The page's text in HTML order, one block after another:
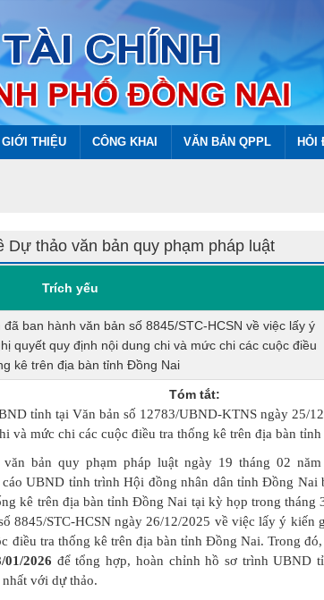
GIỚI THIỆU CÔNG KHAI VĂN BẢN QPPL HỎI
Dự thảo văn bản quy phạm pháp luật
Trích yếu
ban hành văn bản số 8845/STC-HCSN về việc lấy ý
quyết quy định nội dung chi và mức chi các cuộc điều
kê trên địa bàn tỉnh Đồng Nai
Tóm tắt:
tỉnh tại Văn bản số 12783/UBND-KTNS ngày 25/
và mức chi các cuộc điều tra thống kê trên địa bàn
quy phạm pháp luật ngày 19 tháng 02 năm
UBND tỉnh trình Hội đồng nhân dân tỉnh Đồng Nai
kê trên địa bàn tỉnh Đồng Nai tại kỳ họp trong tháng
8845/STC-HCSN ngày 26/12/2025 về việc lấy ý
điều tra thống kê trên địa bàn tỉnh Đồng Nai. Trong
2026 để tổng hợp, hoàn chỉnh hồ sơ trình UBND
với dự thảo.